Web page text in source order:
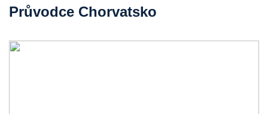
Průvodce Chorvatsko